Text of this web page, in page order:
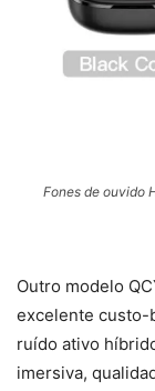
Fones de ouvido
Outro modelo
excelente custo-
ruído ativo
imersiva,